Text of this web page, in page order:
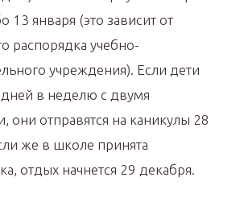
13 января (это зависит от
распорядка учебно-
учреждения). Если дети
дней в неделю с двумя
они отправятся на каникулы 28
же в школе принята
отдых начнется 29 декабря.